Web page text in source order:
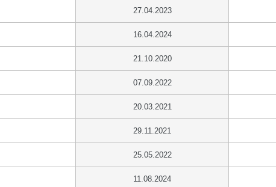
27.04.2023
16.04.2024
21.10.2020
07.09.2022
20.03.2021
29.11.2021
25.05.2022
11.08.2024